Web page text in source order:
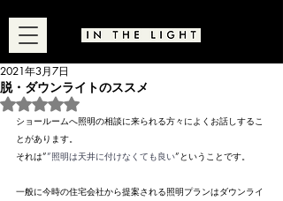
脱・ダウンライトのススメ
2021年3月7日
5つ星のうちNaNと評価されています。
ショールームへ照明の相談に来られる方々によくお話しするこ
とがあります。
それは””照明は天井に付けなくても良い”ということです。
一般に今時の住宅会社から提案される照明プランはダウンライ